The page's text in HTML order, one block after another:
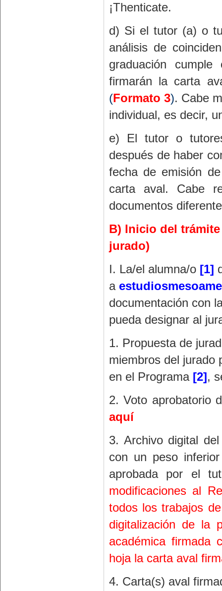
¡Thenticate.
d) Si el tutor (a) o
análisis de
graduación
firmarán la carta
(Formato 3). Cabe
individual, es decir,
e) El tutor o
después de haber
fecha de emisión
carta aval. Cabe
documentos
B) Inicio del
jurado)
I. La/el alumna/o [1]
a
documentación con
pueda designar al
1. Propuesta de
miembros del jurado
en el Programa [2],
2. Voto aprobatorio
aquí
3. Archivo digital
con un peso
aprobada por el
modificaciones al
todos los trabajos
digitalización de la
académica firmada
hoja la carta aval
4. Carta(s) aval